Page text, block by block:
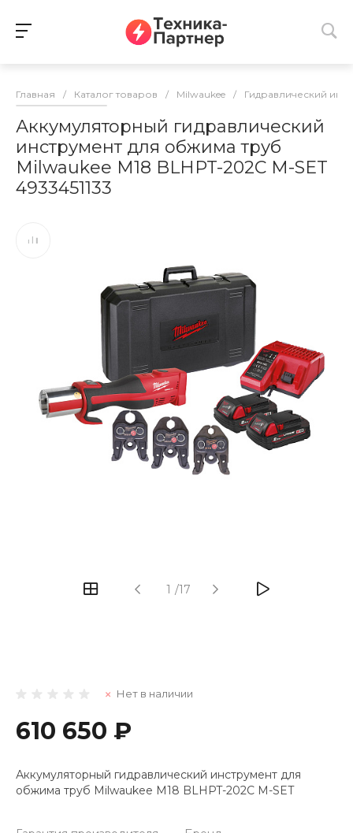
Главная / Каталог товаров / Milwaukee / Гидравлический
Аккумуляторный гидравлический
инструмент для обжима труб
Milwaukee M18 BLHPT-202C M-SET
4933451133
1 /17
Нет в наличии
610 650 ₽
Аккумуляторный гидравлический инструмент для
обжима труб Milwaukee M18 BLHPT-202C M-SET